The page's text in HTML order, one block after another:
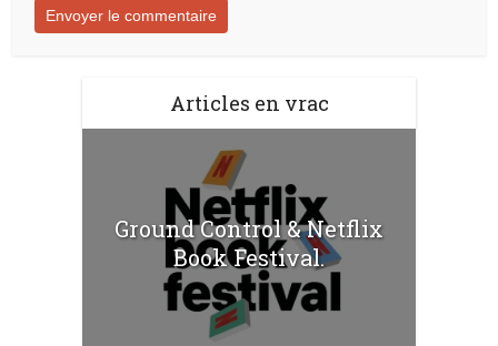
Articles en vrac
Ground Control & Netflix
Book Festival.